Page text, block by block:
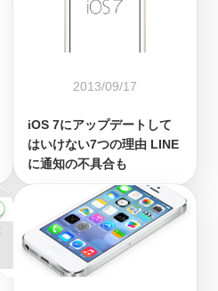
2013/09/17
iOS 7にアップデートして
はいけない7つの理由 LINE
に通知の不具合も